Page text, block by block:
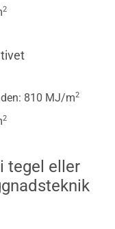
2
810 MJ/m2
2
tegel eller